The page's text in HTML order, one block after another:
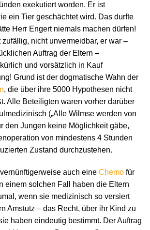
exekutiert worden. Er ist
ein Tier geschächtet wird. Das durfte
Herr Engert niemals machen dürfen!
zufällig, nicht unvermeidbar, er war –
Auftrag der Eltern –
und vorsätzlich in Kauf
Grund ist der dogmatische Wahn der
, die über ihre 5000 Hypothesen nicht
Alle Beteiligten waren vorher darüber
(„Alle Wilmse werden von
den Jungen keine Möglichkeit gäbe,
von mindestens 4 Stunden
Zustand durchzustehen.
auch eine Chemo für
einem solchen Fall haben die Eltern
wenn sie medizinisch so versiert
Amstutz – das Recht, über ihr Kind zu
haben eindeutig bestimmt. Der Auftrag